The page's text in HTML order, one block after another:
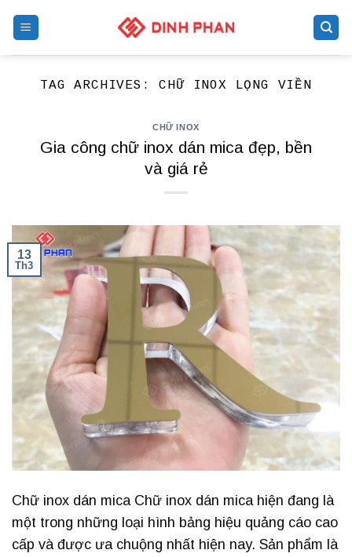
TAG ARCHIVES:CHỮ INOX LỌNG VIỀN
CHỮ INOX
Gia công chữ inox dán mica đẹp, bền
và giá rẻ
13
Th3
Chữ inox dán mica Chữ inox dán mica hiện đang là
một trong những loại hình bảng hiệu quảng cáo cao
cấp và được ưa chuộng nhất hiện nay. Sản phẩm là